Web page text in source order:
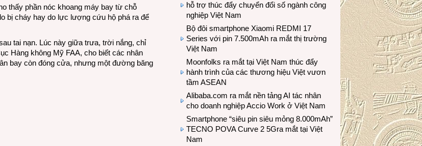
thấy phần nóc khoang máy bay từ chỗ
bị cháy hay do lực lượng cứu hộ phá ra để
tai nạn. Lúc này giữa trưa, trời nắng, chỉ
Hàng không Mỹ FAA, cho biết các nhân
bay còn đóng cửa, nhưng một đường băng
hỗ trợ thúc đẩy chuyển đổi số ngành công
nghiệp Việt Nam
Bộ đôi smartphone Xiaomi REDMI 17
Series với pin 7.500mAh ra mắt thị trường
Việt Nam
Moonfolks ra mắt tại Việt Nam thúc đẩy
hành trình của các thương hiệu Việt vươn
tầm ASEAN
Alibaba.com ra mắt nền tảng AI tác nhân
cho doanh nghiệp Accio Work ở Việt Nam
Smartphone “siêu pin siêu mỏng 8.000mAh”
TECNO POVA Curve 2 5Gra mắt tại Việt
Nam